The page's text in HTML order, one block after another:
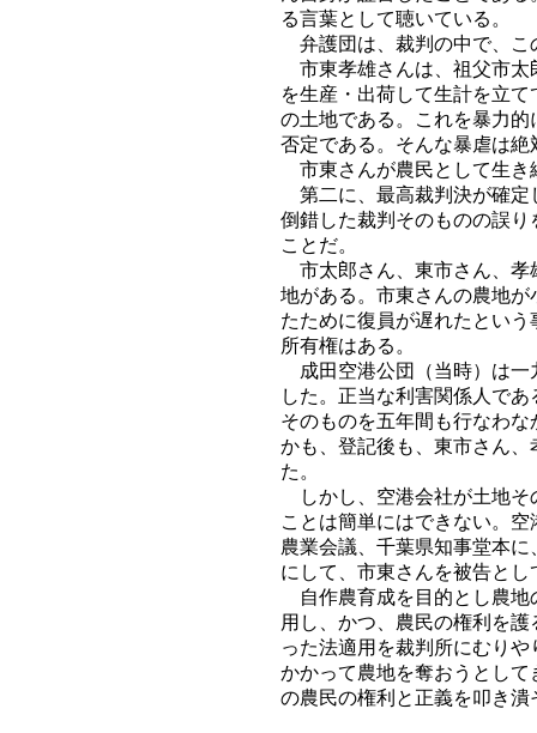
る言葉として聴いている。
弁護団は、裁判の中で、こ
市東孝雄さんは、祖父市太
を生産・出荷して生計を立
の土地である。これを暴力
否定である。そんな暴虐は
市東さんが農民として生き
第二に、最高裁判決が確定
倒錯した裁判そのものの誤
ことだ。
市太郎さん、東市さん、孝
地がある。市東さんの農地
たために復員が遅れたとい
所有権はある。
成田空港公団（当時）は一
した。正当な利害関係人で
そのものを五年間も行なわ
かも、登記後も、東市さん
た。
しかし、空港会社が土地そ
ことは簡単にはできない。
農業会議、千葉県知事堂本
にして、市東さんを被告と
自作農育成を目的とし農地
用し、かつ、農民の権利を
った法適用を裁判所にむり
かかって農地を奪おうとし
の農民の権利と正義を叩き